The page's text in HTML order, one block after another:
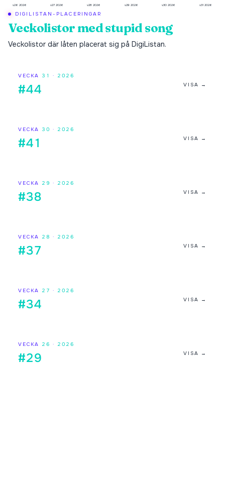
v26 2026 v27 2026 v28 2026 v29 2026 v30 2026 v31 2026
DIGILISTAN-PLACERINGAR
Veckolistor medstupid song
Veckolistor där låten placerat sig på DigiListan.
VECKA 31 · 2026
#44 VISA →
VECKA 30 · 2026
#41 VISA →
VECKA 29 · 2026
#38 VISA →
VECKA 28 · 2026
#37 VISA →
VECKA 27 · 2026
#34 VISA →
VECKA 26 · 2026
#29 VISA →